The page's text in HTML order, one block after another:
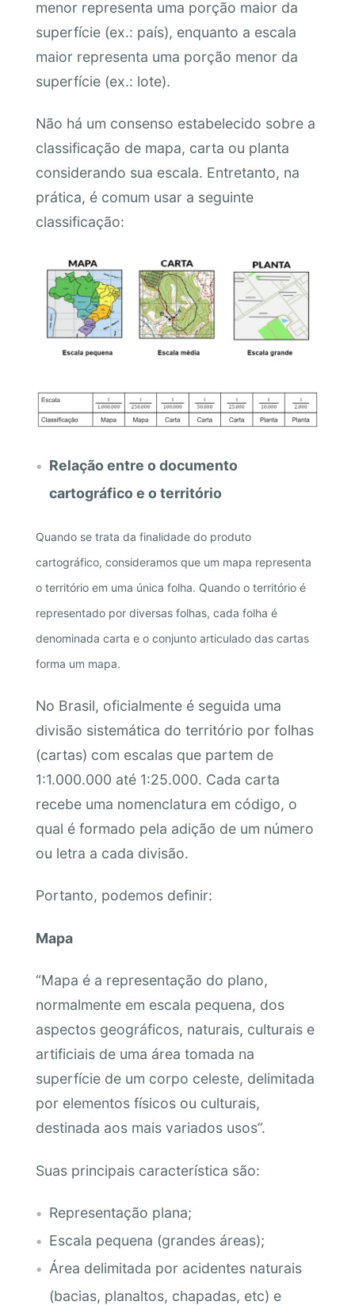
menor representa uma porção maior da
superfície (ex.: país), enquanto a escala
maior representa uma porção menor da
superfície (ex.: lote).
Não há um consenso estabelecido sobre a
classificação de mapa, carta ou planta
considerando sua escala. Entretanto, na
prática, é comum usar a seguinte
classificação:
Relação entre o documento
cartográfico e o território
Quando se trata da finalidade do produto
cartográfico, consideramos que um mapa representa
o território em uma única folha. Quando o território é
representado por diversas folhas, cada folha é
denominada carta e o conjunto articulado das cartas
forma um mapa.
No Brasil, oficialmente é seguida uma
divisão sistemática do território por folhas
(cartas) com escalas que partem de
1:1.000.000 até 1:25.000. Cada carta
recebe uma nomenclatura em código, o
qual é formado pela adição de um número
ou letra a cada divisão.
Portanto, podemos definir:
Mapa
“Mapa é a representação do plano,
normalmente em escala pequena, dos
aspectos geográficos, naturais, culturais e
artificiais de uma área tomada na
superfície de um corpo celeste, delimitada
por elementos físicos ou culturais,
destinada aos mais variados usos”.
Suas principais característica são:
Representação plana;
Escala pequena (grandes áreas);
Área delimitada por acidentes naturais
(bacias, planaltos, chapadas, etc) e